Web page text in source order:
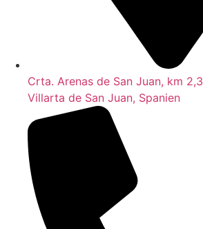
Crta. Arenas de San Juan, km 2,3
Villarta de San Juan, Spanien